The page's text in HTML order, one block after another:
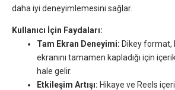
daha iyi deneyimlemesini sağlar.
Kullanıcı İçin Faydaları:
Tam Ekran Deneyimi: Dikey format,
ekranını tamamen kapladığı için
hale gelir.
Etkileşim Artışı: Hikaye ve Reels